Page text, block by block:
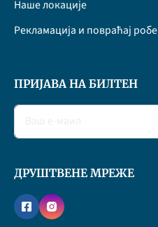
Наше локације
Рекламација и повраћај робе
ПРИЈАВА НА БИЛТЕН
ДРУШТВЕНЕ МРЕЖЕ